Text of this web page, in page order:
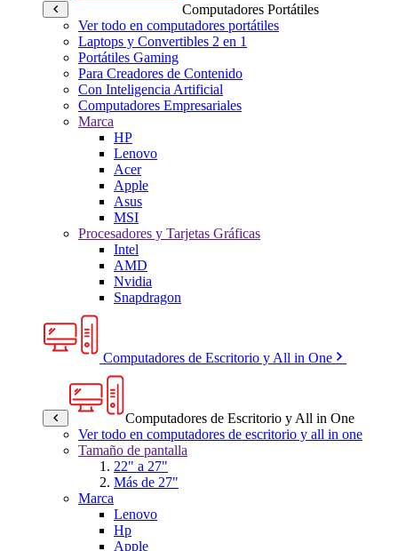
Computadores Portátiles
Ver todo en computadores portátiles
Laptops y Convertibles 2 en 1
Portátiles Gaming
Para Creadores de Contenido
Con Inteligencia Artificial
Computadores Empresariales
Marca
HP
Lenovo
Acer
Apple
Asus
MSI
Procesadores y Tarjetas Gráficas
Intel
AMD
Nvidia
Snapdragon
Computadores de Escritorio y All in One
Computadores de Escritorio y All in One
Ver todo en computadores de escritorio y all in one
Tamaño de pantalla
22" a 27"
Más de 27"
Marca
Lenovo
Hp
Apple